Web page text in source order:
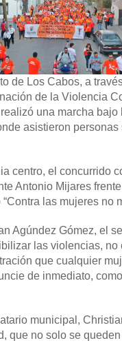
de Los Cabos, a
de la Violencia
una marcha bajo
asistieron
centro, el concurrido
Antonio Mijares
las mujeres no
Agúndez Gómez, el
las violencias,
que cualquier
de inmediato,
municipal,
que no solo se